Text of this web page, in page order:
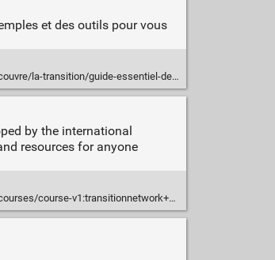
et des outils pour vous
transition/guide-essentiel-de-transition/
by the international
resources for anyone
course-v1:transitionnetwork+1+1/about